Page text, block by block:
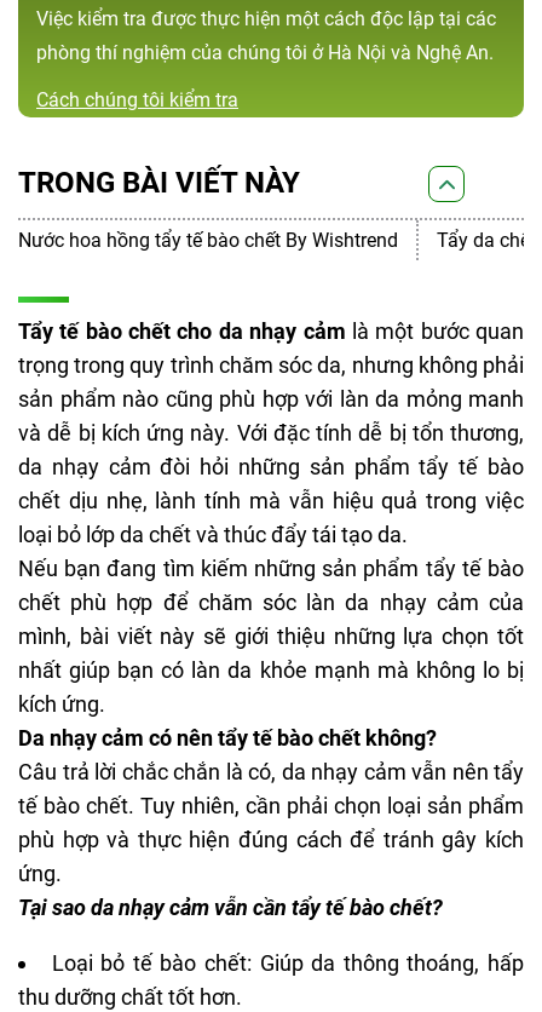
Việc kiểm tra được thực hiện một cách độc lập tại các
phòng thí nghiệm của chúng tôi ở Hà Nội và Nghệ An.
Cách chúng tôi kiểm tra
TRONG BÀI VIẾT NÀY
Nước hoa hồng tẩy tế bào chết By Wishtrend Tẩy da chết
Tẩy tế bào chết cho da nhạy cảm là một bước quan
trọng trong quy trình chăm sóc da, nhưng không phải
sản phẩm nào cũng phù hợp với làn da mỏng manh
và dễ bị kích ứng này. Với đặc tính dễ bị tổn thương,
da nhạy cảm đòi hỏi những sản phẩm tẩy tế bào
chết dịu nhẹ, lành tính mà vẫn hiệu quả trong việc
loại bỏ lớp da chết và thúc đẩy tái tạo da.
Nếu bạn đang tìm kiếm những sản phẩm tẩy tế bào
chết phù hợp để chăm sóc làn da nhạy cảm của
mình, bài viết này sẽ giới thiệu những lựa chọn tốt
nhất giúp bạn có làn da khỏe mạnh mà không lo bị
kích ứng.
Da nhạy cảm có nên tẩy tế bào chết không?
Câu trả lời chắc chắn là có, da nhạy cảm vẫn nên tẩy
tế bào chết. Tuy nhiên, cần phải chọn loại sản phẩm
phù hợp và thực hiện đúng cách để tránh gây kích
ứng.
Tại sao da nhạy cảm vẫn cần tẩy tế bào chết?
Loại bỏ tế bào chết: Giúp da thông thoáng, hấp
thu dưỡng chất tốt hơn.